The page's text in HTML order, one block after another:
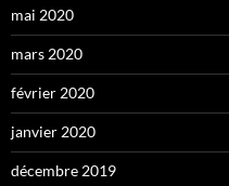
mai 2020
mars 2020
février 2020
janvier 2020
décembre 2019